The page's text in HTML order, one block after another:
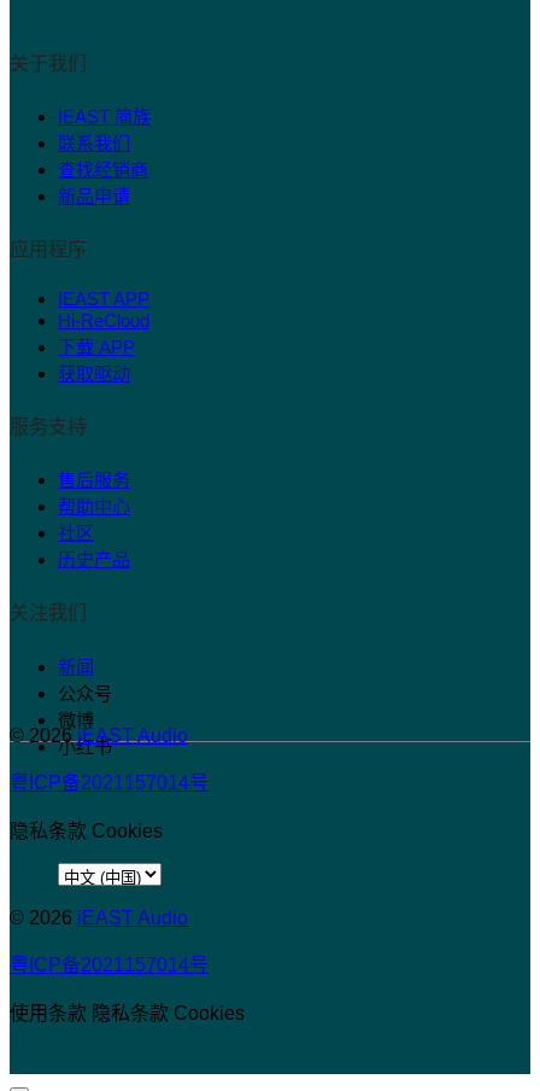
关于我们
IEAST 简族
联系我们
查找经销商
新品申请
应用程序
IEAST APP
Hi-ReCloud
下载 APP
获取驱动
服务支持
售后服务
帮助中心
社区
历史产品
关注我们
新闻
公众号
微博
小红书
© 2026iEAST Audio
粤ICP备2021157014号
隐私条款 Cookies
选
择
言
© 2026 iEAST Audio
粤ICP备2021157014号
使用条款 隐私条款 Cookies